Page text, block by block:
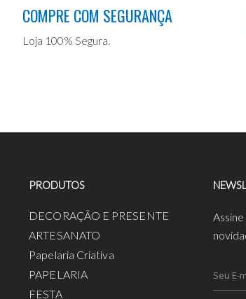
COMPRE COM SEGURANÇA
Loja 100% Segura.
PRODUTOS
DECORAÇÃO E PRESENTE
ARTESANATO
Papelaria Criativa
PAPELARIA
FESTA